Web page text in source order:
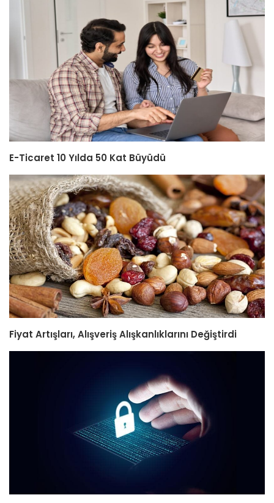
E-Ticaret 10 Yılda 50 Kat Büyüdü
Fiyat Artışları, Alışveriş Alışkanlıklarını Değiştirdi